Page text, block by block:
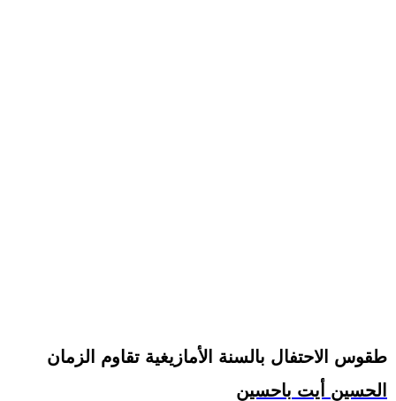
طقوس الاحتفال بالسنة الأمازيغية تقاوم الزمان
الحسين أيت باحسين